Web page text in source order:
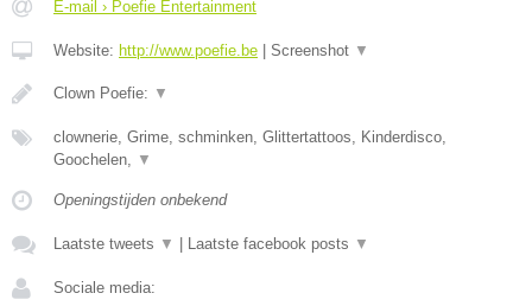
E-mail › Poefie Entertainment
Website: http://www.poefie.be | Screenshot ▼
Clown Poefie: ▼
clownerie, Grime, schminken, Glittertattoos, Kinderdisco,
Goochelen,
▼
Openingstijden onbekend
Laatste tweets ▼ | Laatste facebook posts ▼
Sociale media: